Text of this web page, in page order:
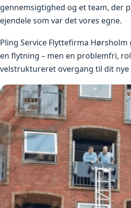
gennemsigtighed og et team, der
ejendele som var det vores egne.
Pling Service Flyttefirma
en flytning – men en problemfri,
velstruktureret overgang til dit nye